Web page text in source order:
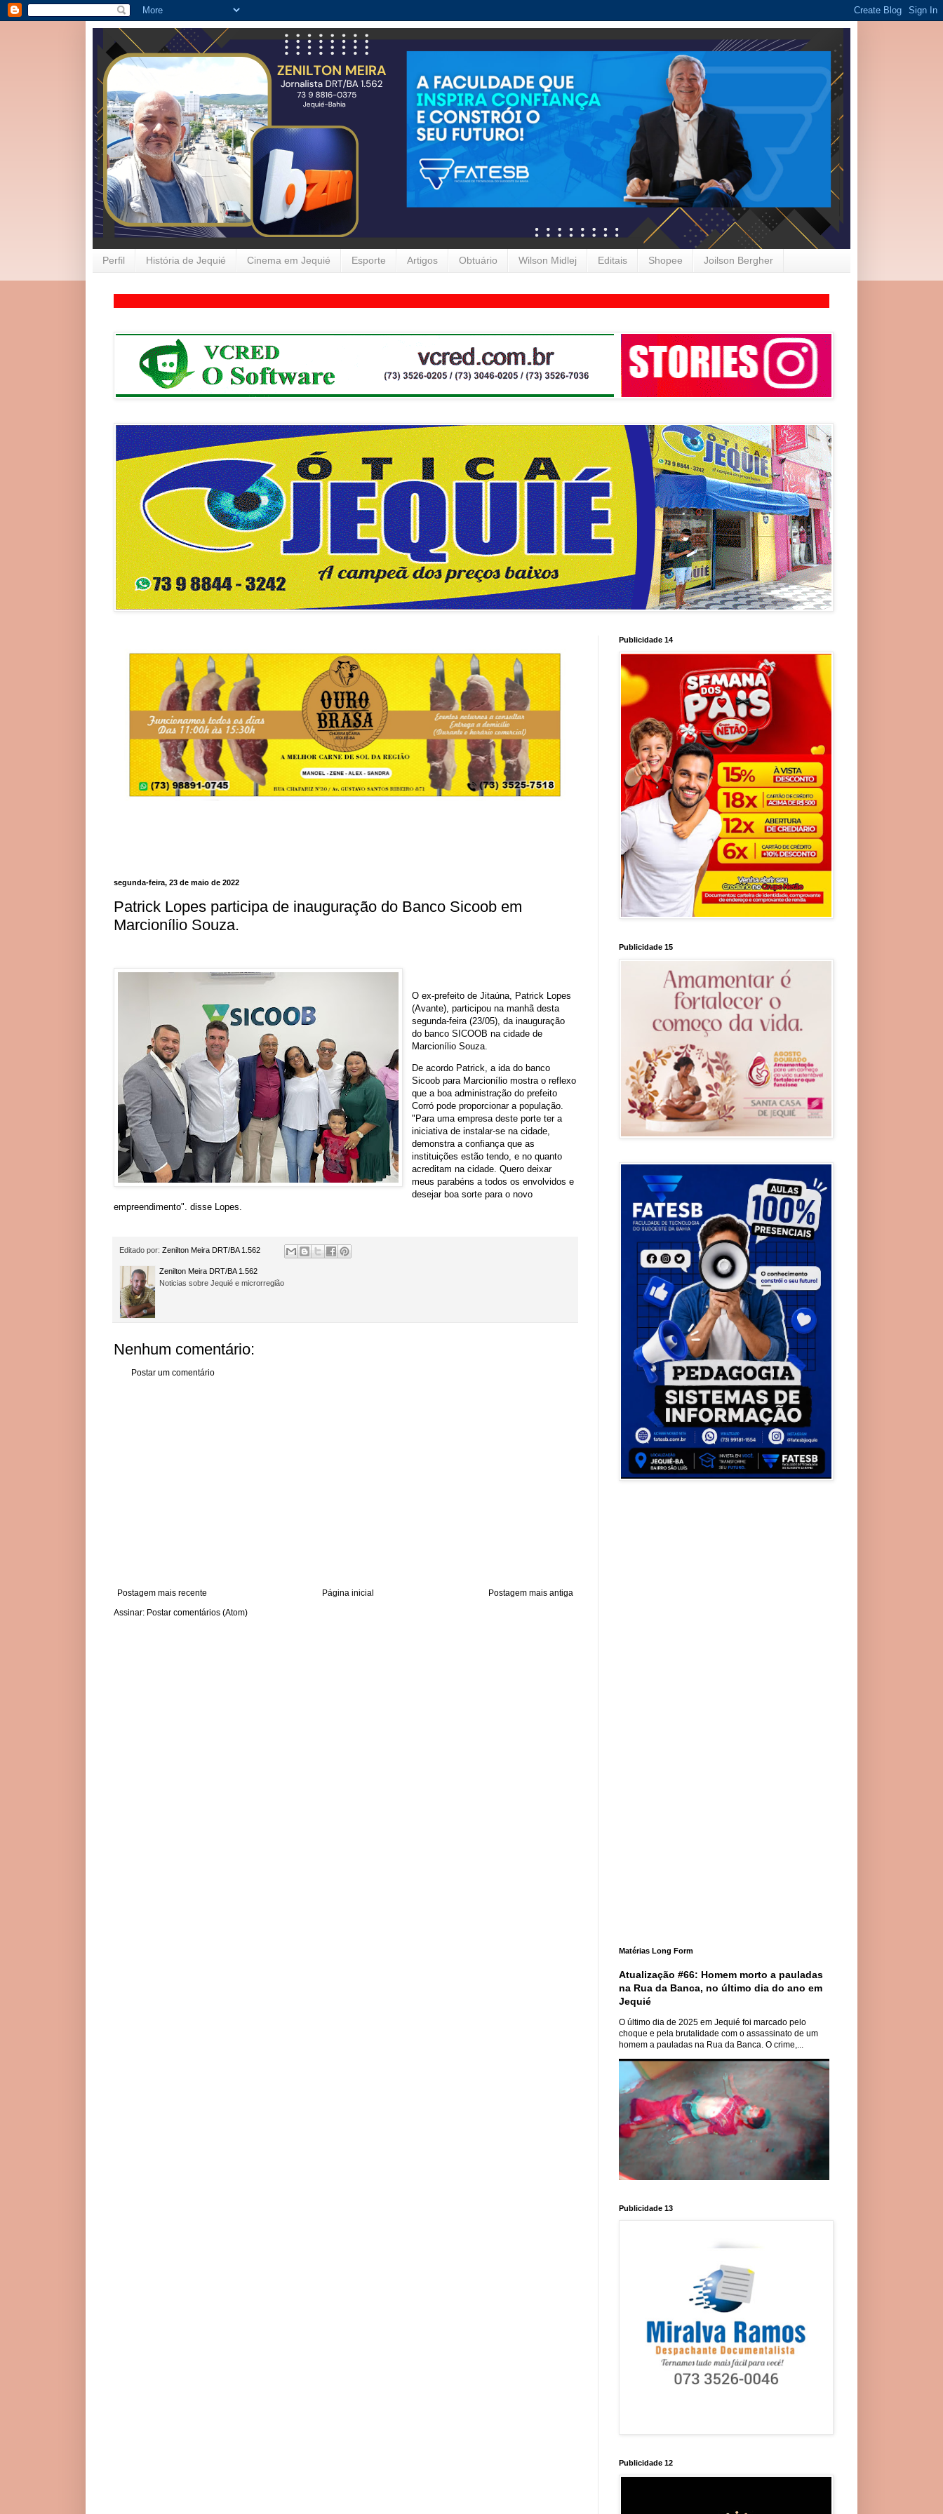
Perfil História de Jequié Cinema em Jequié Esporte Artigos Obtuário Wilson Midlej Editais Shopee Joilson Bergher
segunda-feira, 23 de maio de 2022
Patrick Lopes participa de inauguração do Banco Sicoob em
Marcionílio Souza.
O ex-prefeito de Jitaúna, Patrick Lopes
(Avante), participou na manhã desta
segunda-feira (23/05), da inauguração
do banco SICOOB na cidade de
Marcionílio Souza.
De acordo Patrick, a ida do banco
Sicoob para Marcionílio mostra o reflexo
que a boa administração do prefeito
Corró pode proporcionar a população.
"Para uma empresa deste porte ter a
iniciativa de instalar-se na cidade,
demonstra a confiança que as
instituições estão tendo, e no quanto
acreditam na cidade. Quero deixar
meus parabéns a todos os envolvidos e
desejar boa sorte para o novo
empreendimento". disse Lopes.
Editado por: Zenilton Meira DRT/BA 1.562
Zenilton Meira DRT/BA 1.562
Noticias sobre Jequié e microrregião
Nenhum comentário:
Postar um comentário
Postagem mais recente Postagem mais antiga
Página inicial
Assinar: Postar comentários (Atom)
Publicidade 14
Publicidade 15
Matérias Long Form
Atualização #66: Homem morto a pauladas
na Rua da Banca, no último dia do ano em
Jequié
O último dia de 2025 em Jequié foi marcado pelo
choque e pela brutalidade com o assassinato de um
homem a pauladas na Rua da Banca. O crime,...
Publicidade 13
Publicidade 12